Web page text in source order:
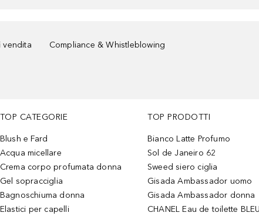
vendita
Compliance & Whistleblowing
TOP CATEGORIE
Blush e Fard
Acqua micellare
Crema corpo profumata donna
Gel sopracciglia
Bagnoschiuma donna
Elastici per capelli
TOP PRODOTTI
Bianco Latte Profumo
Sol de Janeiro 62
Sweed siero ciglia
Gisada Ambassador uomo
Gisada Ambassador donna
CHANEL Eau de toilette